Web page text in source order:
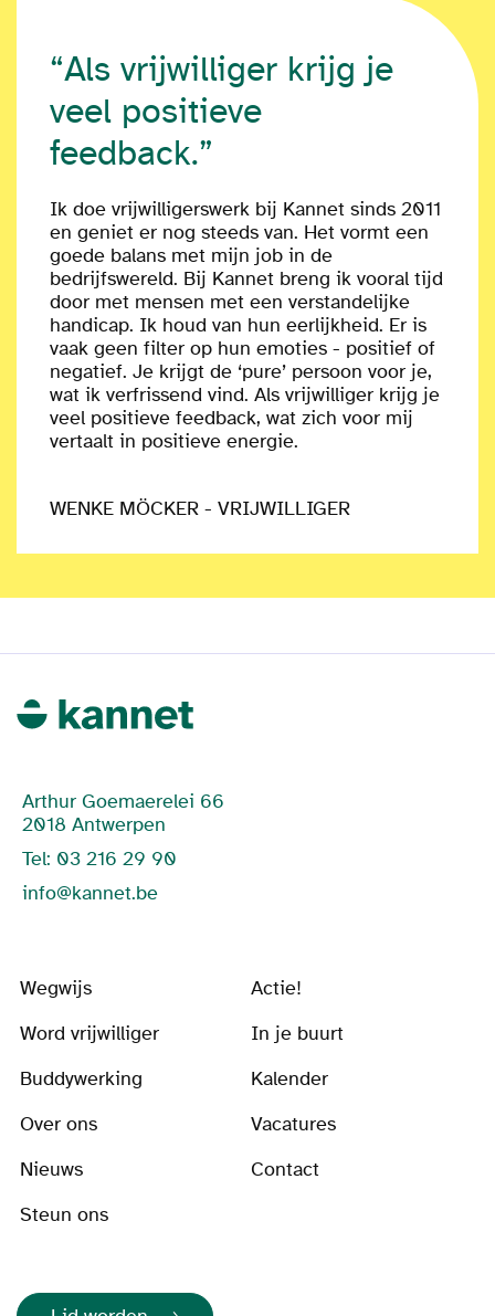
“Als vrijwilliger krijg je
veel positieve
feedback.”
Ik doe vrijwilligerswerk bij Kannet sinds 2011
en geniet er nog steeds van. Het vormt een
goede balans met mijn job in de
bedrijfswereld. Bij Kannet breng ik vooral tijd
door met mensen met een verstandelijke
handicap. Ik houd van hun eerlijkheid. Er is
vaak geen filter op hun emoties - positief of
negatief. Je krijgt de ‘pure’ persoon voor je,
wat ik verfrissend vind. Als vrijwilliger krijg je
veel positieve feedback, wat zich voor mij
vertaalt in positieve energie.
WENKE MÖCKER - VRIJWILLIGER
Arthur Goemaerelei 66
2018 Antwerpen
Tel: 03 216 29 90
info@kannet.be
Wegwijs
Actie!
Word vrijwilliger
In je buurt
Buddywerking
Kalender
Over ons
Vacatures
Nieuws
Contact
Steun ons